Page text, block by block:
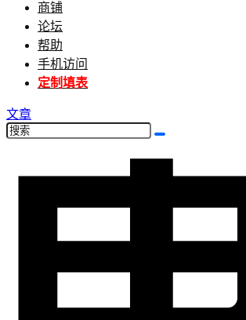
商铺
论坛
帮助
手机访问
定制填表
文章